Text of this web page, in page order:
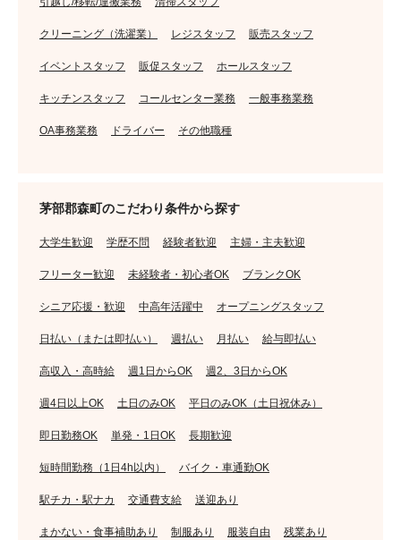
クリーニング（洗濯業） レジスタッフ 販売スタッフ
イベントスタッフ 販促スタッフ ホールスタッフ
キッチンスタッフ コールセンター業務 一般事務業務
OA事務業務 ドライバー その他職種
茅部郡森町のこだわり条件から探す
大学生歓迎 学歴不問 経験者歓迎 主婦・主夫歓迎
フリーター歓迎 未経験者・初心者OK ブランクOK
シニア応援・歓迎 中高年活躍中 オープニングスタッフ
日払い（または即払い） 週払い 月払い 給与即払い
高収入・高時給 週1日からOK 週2、3日からOK
週4日以上OK 土日のみOK 平日のみOK（土日祝休み）
即日勤務OK 単発・1日OK 長期歓迎
短時間勤務（1日4h以内） バイク・車通勤OK
駅チカ・駅ナカ 交通費支給 送迎あり
まかない・食事補助あり 制服あり 服装自由 残業あり